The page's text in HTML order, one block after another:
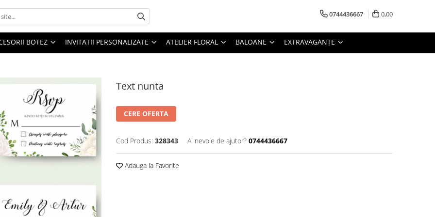
0744436667 0,00
BOTEZ INVITATII PERSONALIZATE ATELIER FLORAL BALOANE EXTRAVAGANȚE
Text nunta
CERE OFERTA
Cod Produs: 328343 Ai nevoie de ajutor? 0744436667
Adauga la Favorite